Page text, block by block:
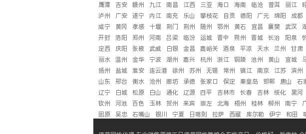
鹰潭 吉安 赣州 九江 南昌 江西 三亚 海口 海南 临沧 普洱 丽江
泸州
广安 遂宁 内江 南充 乐山 攀枝花 自贡 德阳 广元 绵阳 成都
咸宁
黄冈 孝感 十堰 荆门 荆州 随州 鄂州 黄石 宜昌 襄樊 武汉
开封 洛阳 郑州 河南 吕梁 临汾 运城 晋中 朔州 晋城 长治 阳泉
定西
庆阳 张掖 武威 白银 金昌 嘉峪关 酒泉 平凉 天水 兰州 甘肃
丽水 温州 金华 宁波 湖州 嘉兴 杭州 浙江 铜陵 池州 黄山 宣城
扬州
盐城 淮安 连云港 徐州 苏州 无锡 常州 镇江 南京 江苏 滨州
山东
邢台 衡水 沧州 廊坊 承德 张家口 保定 秦皇岛 邯郸 唐山 石
辽宁
白城 松原 白山 通化 辽源 四平 吉林市 长春 吉林 绥化 黑河
钦州
河池 百色 玉林 贺州 来宾 崇左 北海 梧州 桂林 柳州 南宁
固原
吴忠 石嘴山 银川 宁夏 日喀则 拉萨 西藏 库尔勒 伊宁 和田